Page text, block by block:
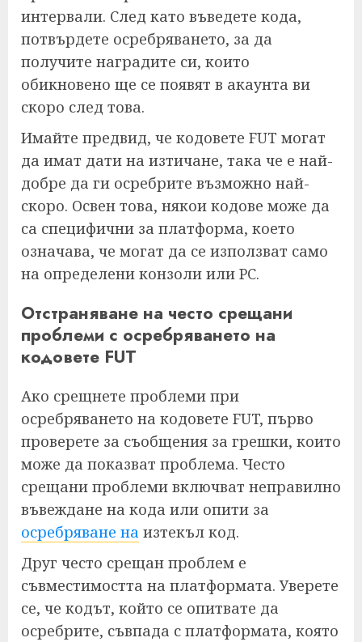
интервали. След като въведете кода,
потвърдете осребряването, за да
получите наградите си, които
обикновено ще се появят в акаунта ви
скоро след това.
Имайте предвид, че кодовете FUT могат
да имат дати на изтичане, така че е най-
добре да ги осребрите възможно най-
скоро. Освен това, някои кодове може да
са специфични за платформа, което
означава, че могат да се използват само
на определени конзоли или PC.
Отстраняване на често срещани
проблеми с осребряването на
кодовете FUT
Ако срещнете проблеми при
осребряването на кодовете FUT, първо
проверете за съобщения за грешки, които
може да показват проблема. Често
срещани проблеми включват неправилно
въвеждане на кода или опити за
осребряване на изтекъл код.
Друг често срещан проблем е
съвместимостта на платформата. Уверете
се, че кодът, който се опитвате да
осребрите, съвпада с платформата, която